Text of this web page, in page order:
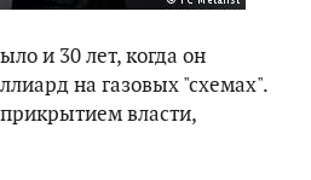
и 30 лет, когда он
на газовых "схемах".
власти,